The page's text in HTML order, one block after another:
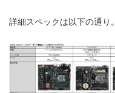
詳細スペックは以下の通り。